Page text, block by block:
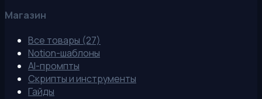
Магазин
Все товары (27)
Notion-шаблоны
AI-промпты
Скрипты и инструменты
Гайды